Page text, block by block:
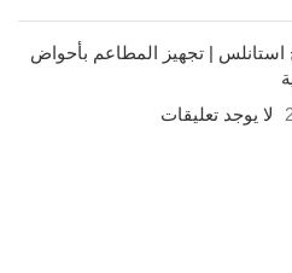
| تجهيز المطاعم بأحواض
لا يوجد تعليقات